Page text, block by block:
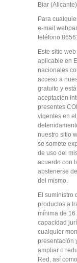
Biar
Para
e-mail
teléfono
Este sitio
aplicable en
nacionales
acceso a
gratuito y
aceptación
presentes
vigentes en
nuestro sitio
se somete
de uso del
acuerdo con
abstenerse
del mismo.
El suministro
productos a
mínima de 16
capacidad
cualquier
presentación
ampliar o
Red, así